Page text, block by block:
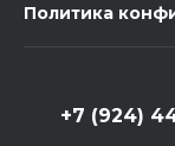
Политика
+7 (924)